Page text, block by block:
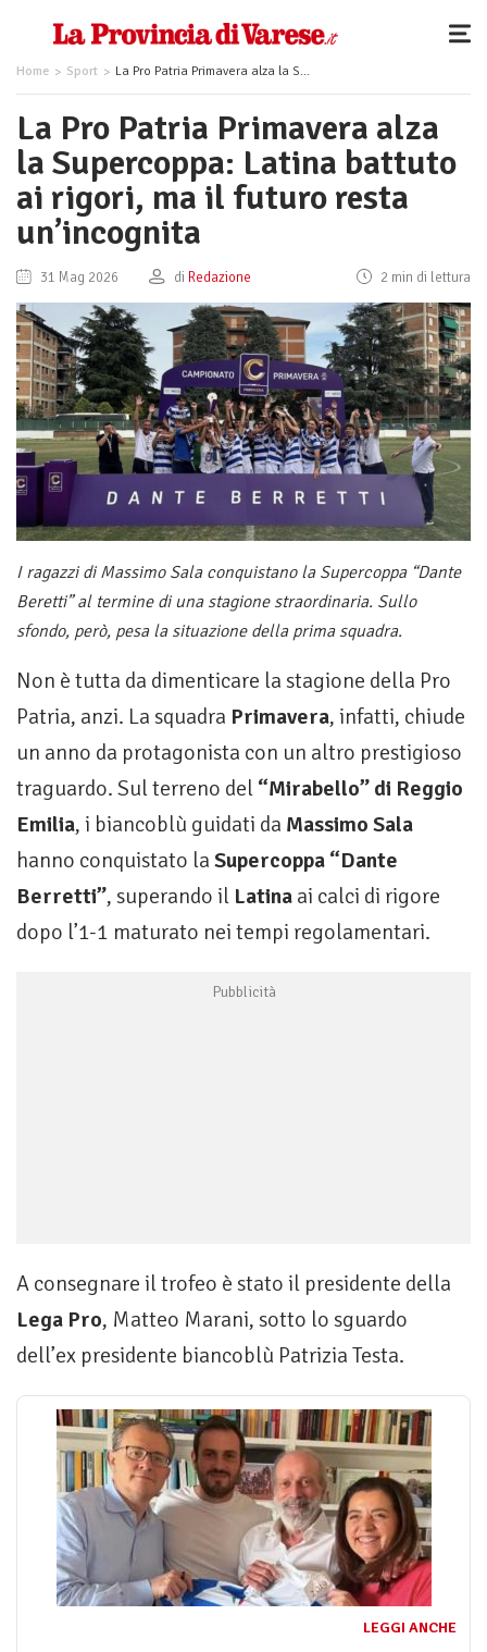
Home Sport La Pro Patria Primavera alza la Supercoppa: Latina battuto ai rigori, ma il futuro resta un’incognita
La Pro Patria Primavera alza
la Supercoppa: Latina battuto
ai rigori, ma il futuro resta
un’incognita
31 Mag 2026 di Redazione 2 min di lettura
I ragazzi di Massimo Sala conquistano la Supercoppa “Dante
Beretti” al termine di una stagione straordinaria. Sullo
sfondo, però, pesa la situazione della prima squadra.
Non è tutta da dimenticare la stagione della Pro
Patria, anzi. La squadra Primavera, infatti, chiude
un anno da protagonista con un altro prestigioso
traguardo. Sul terreno del “Mirabello” di Reggio
Emilia, i biancoblù guidati da Massimo Sala
hanno conquistato la Supercoppa “Dante
Berretti”, superando il Latina ai calci di rigore
dopo l’1-1 maturato nei tempi regolamentari.
A consegnare il trofeo è stato il presidente della
Lega Pro, Matteo Marani, sotto lo sguardo
dell’ex presidente biancoblù Patrizia Testa.
LEGGI ANCHE